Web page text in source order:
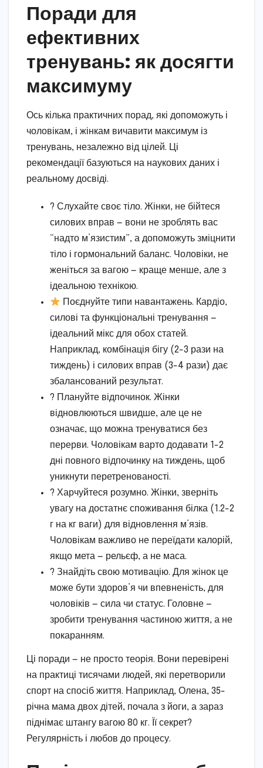
Поради для
ефективних
тренувань: як досягти
максимуму
Ось кілька практичних порад, які допоможуть і
чоловікам, і жінкам вичавити максимум із
тренувань, незалежно від цілей. Ці
рекомендації базуються на наукових даних і
реальному досвіді.
? Слухайте своє тіло. Жінки, не бійтеся
силових вправ — вони не зроблять вас
“надто м’язистим”, а допоможуть зміцнити
тіло і гормональний баланс. Чоловіки, не
женіться за вагою — краще менше, але з
ідеальною технікою.
Поєднуйте типи навантажень. Кардіо,
силові та функціональні тренування —
ідеальний мікс для обох статей.
Наприклад, комбінація бігу (2-3 рази на
тиждень) і силових вправ (3-4 рази) дає
збалансований результат.
? Плануйте відпочинок. Жінки
відновлюються швидше, але це не
означає, що можна тренуватися без
перерви. Чоловікам варто додавати 1-2
дні повного відпочинку на тиждень, щоб
уникнути перетренованості.
? Харчуйтеся розумно. Жінки, зверніть
увагу на достатнє споживання білка (1.2-2
г на кг ваги) для відновлення м’язів.
Чоловікам важливо не переїдати калорій,
якщо мета — рельєф, а не маса.
?️ Знайдіть свою мотивацію. Для жінок це
може бути здоров’я чи впевненість, для
чоловіків — сила чи статус. Головне —
зробити тренування частиною життя, а не
покаранням.
Ці поради — не просто теорія. Вони перевірені
на практиці тисячами людей, які перетворили
спорт на спосіб життя. Наприклад, Олена, 35-
річна мама двох дітей, почала з йоги, а зараз
піднімає штангу вагою 80 кг. Її секрет?
Регулярність і любов до процесу.